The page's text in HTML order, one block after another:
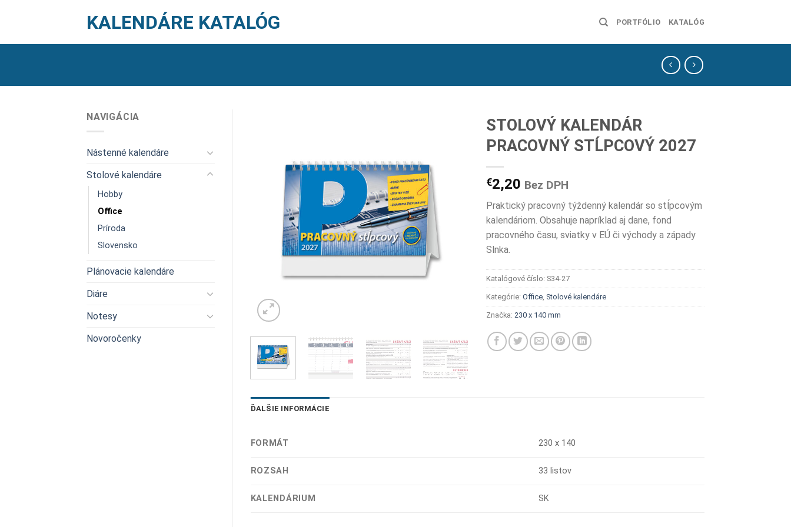
KALENDÁRE KATALÓG PORTFÓLIO KATALÓG
NAVIGÁCIA
Nástenné kalendáre
Stolové kalendáre
Hobby
Office
Príroda
Slovensko
Plánovacie kalendáre
Diáre
Notesy
Novoročenky
STOLOVÝ KALENDÁR
PRACOVNÝ STĹPCOVÝ 2027
€2,20 Bez DPH
Praktický pracovný týždenný kalendár so stĺpcovým
kalendáriom. Obsahuje napríklad aj dane, fond
pracovného času, sviatky v EÚ či východy a západy
Slnka.
Katalógové číslo: S34-27
Kategórie:Office ,Stolové kalendáre
Značka: 230 x 140 mm
ĎALŠIE INFORMÁCIE
FORMÁT 230 x 140
ROZSAH 33 listov
KALENDÁRIUM SK